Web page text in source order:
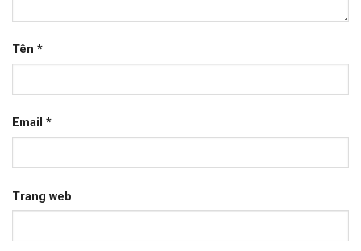
Tên *
Email *
Trang web